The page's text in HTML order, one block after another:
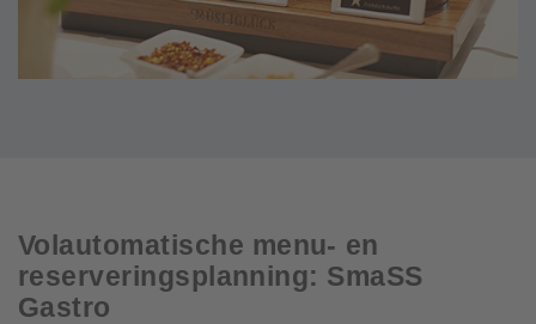
Volautomatische menu- en
reserveringsplanning: SmaSS
Gastro